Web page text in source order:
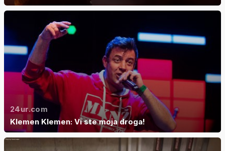
24ur.com
Klemen Klemen: Vi ste moja droga!